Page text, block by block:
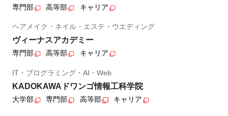
専門部 高等部 キャリア
ヘアメイク・ネイル・エステ・ウエディング
ヴィーナスアカデミー
専門部 高等部 キャリア
IT・プログラミング・AI・Web
KADOKAWAドワンゴ情報工科学院
大学部 専門部 高等部 キャリア